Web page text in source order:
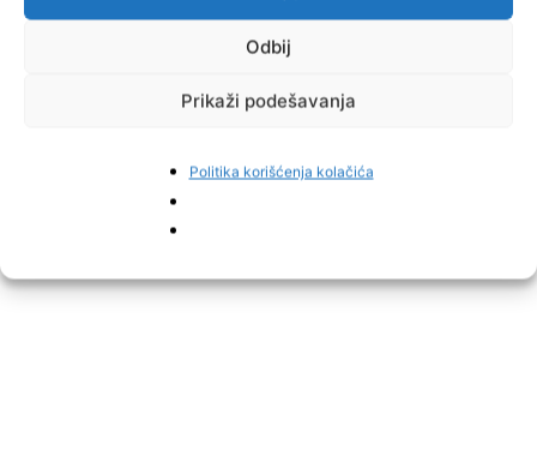
Odbij
Prikaži podešavanja
Politika korišćenja kolačića